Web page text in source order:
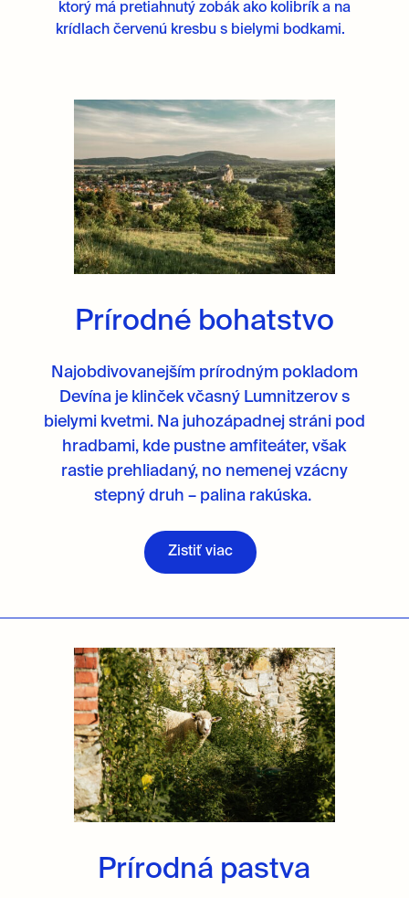
ktorý má pretiahnutý zobák ako kolibrík a na
krídlach červenú kresbu s bielymi bodkami.
Prírodné bohatstvo
Najobdivovanejším prírodným pokladom
Devína je klinček včasný Lumnitzerov s
bielymi kvetmi. Na juhozápadnej stráni pod
hradbami, kde pustne amfiteáter, však
rastie prehliadaný, no nemenej vzácny
stepný druh – palina rakúska.
Zistiť viac
Prírodná pastva